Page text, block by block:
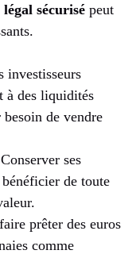
légal sécurisé peut
investisseurs
à des liquidités
de vendre
Conserver ses
de toute
prêter des euros
comme